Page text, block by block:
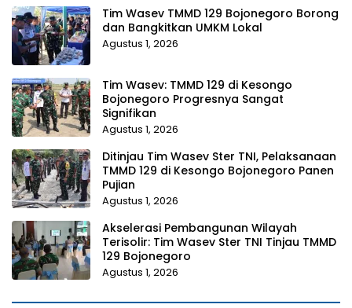
Tim Wasev TMMD 129 Bojonegoro Borong
dan Bangkitkan UMKM Lokal
Agustus 1, 2026
Tim Wasev: TMMD 129 di Kesongo
Bojonegoro Progresnya Sangat
Signifikan
Agustus 1, 2026
Ditinjau Tim Wasev Ster TNI, Pelaksanaan
TMMD 129 di Kesongo Bojonegoro Panen
Pujian
Agustus 1, 2026
Akselerasi Pembangunan Wilayah
Terisolir: Tim Wasev Ster TNI Tinjau TMMD
129 Bojonegoro
Agustus 1, 2026